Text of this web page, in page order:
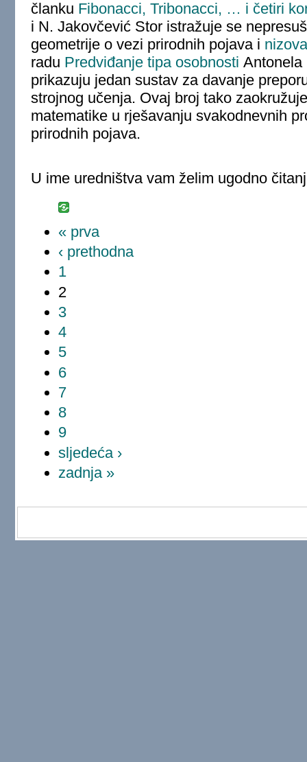
članku Fibonacci, Tribonacci, … i četiri
i N. Jakovčević Stor istražuje se
geometrije o vezi prirodnih pojava i
radu Predviđanje tipa osobnosti Antonela
prikazuju jedan sustav za davanje
strojnog učenja. Ovaj broj tako
matematike u rješavanju svakodnevnih
prirodnih pojava.
U ime uredništva vam želim ugodno
« prva
‹ prethodna
1
2
3
4
5
6
7
8
9
sljedeća ›
zadnja »